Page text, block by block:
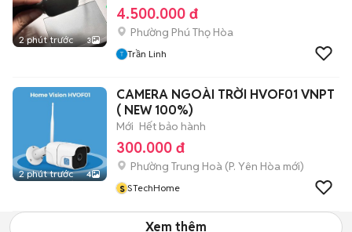
2 phút trước 3
4.500.000 đ
Phường Phú Thọ Hòa
Trần Linh
2 phút trước 4
CAMERA NGOÀI TRỜI HVOF01 VNPT
( NEW 100%)
Mới Hết bảo hành
300.000 đ
Phường Trung Hoà (P. Yên Hòa mới)
s STechHome
Xem thêm